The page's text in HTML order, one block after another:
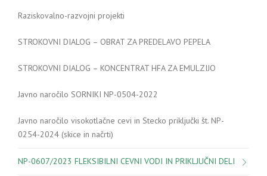
Raziskovalno-razvojni projekti
STROKOVNI DIALOG – OBRAT ZA PREDELAVO PEPELA
STROKOVNI DIALOG – KONCENTRAT HFA ZA EMULZIJO
Javno naročilo SORNIKI NP-0504-2022
Javno naročilo visokotlačne cevi in Stecko priključki št. NP-
0254-2024 (skice in načrti)
NP-0607/2023 FLEKSIBILNI CEVNI VODI IN PRIKLJUČNI DELI